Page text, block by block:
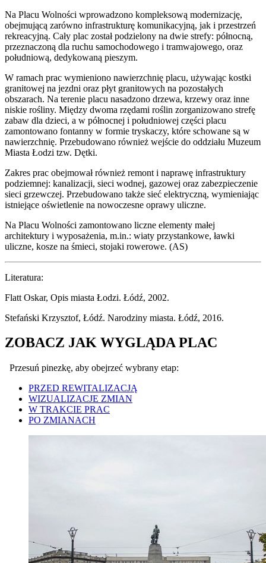
Na Placu Wolności wprowadzono kompleksową modernizację,
obejmującą zarówno infrastrukturę komunikacyjną, jak i przestrzeń
rekreacyjną. Cały plac został podzielony na dwie strefy: północną,
przeznaczoną dla ruchu samochodowego i tramwajowego, oraz
południową, dedykowaną pieszym.
W ramach prac wymieniono nawierzchnię placu, używając kostki
granitowej na jezdni oraz płyt granitowych na pozostałych
obszarach. Na terenie placu nasadzono drzewa, krzewy oraz inne
niskie rośliny. Między dwoma rzędami roślin zorganizowano strefę
zabaw dla dzieci, a w północnej i południowej części placu
zamontowano fontanny w formie tryskaczy, które schowane są w
nawierzchnię. Przebudowano również wejście do oddziału Muzeum
Miasta Łodzi tzw. Dętki.
Zakres prac obejmował również remont i naprawę infrastruktury
podziemnej: kanalizacji, sieci wodnej, gazowej oraz zabezpieczenie
sieci grzewczej. Przebudowano także sieć elektryczną, wymieniając
istniejące oświetlenie na nowoczesne oprawy uliczne.
Na Placu Wolności zamontowano liczne elementy małej
architektury i wyposażenia, m.in.: wiaty przystankowe, ławki
uliczne, kosze na śmieci, stojaki rowerowe. (AS)
Literatura:
Flatt Oskar, Opis miasta Łodzi. Łódź, 2002.
Stefański Krzysztof, Łódź. Narodziny miasta. Łódź, 2016.
ZOBACZ JAK WYGLĄDA PLAC
Przesuń pinezkę, aby obejrzeć wybrany etap:
PRZED REWITALIZACJĄ
WIZUALIZACJE ZMIAN
W TRAKCIE PRAC
PO ZMIANACH